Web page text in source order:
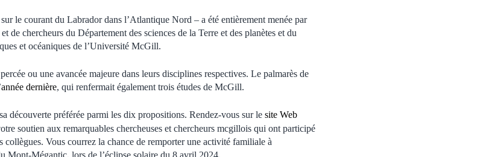
le courant du Labrador dans l’Atlantique Nord – a été entièrement menée par
de chercheurs du Département des sciences de la Terre et des planètes et du
et océaniques de l’Université McGill.
ou une avancée majeure dans leurs disciplines respectives. Le palmarès de
année dernière, qui renfermait également trois études de McGill.
découverte préférée parmi les dix propositions. Rendez-vous sur le site Web
soutien aux remarquables chercheuses et chercheurs mcgillois qui ont participé
collègues. Vous courrez la chance de remporter une activité familiale à
Mont-Mégantic, lors de l’éclipse solaire du 8 avril 2024.